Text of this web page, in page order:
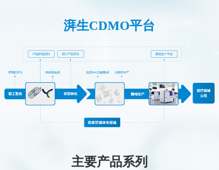
湃生CDMO平台
主要产品系列